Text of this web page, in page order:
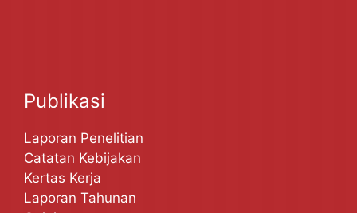
Publikasi
Laporan Penelitian
Catatan Kebijakan
Kertas Kerja
Laporan Tahunan